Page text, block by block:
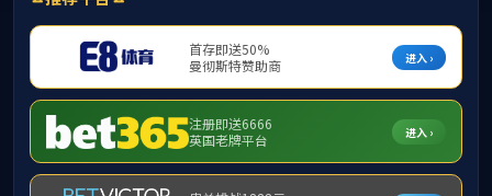
提示：访问地址无效，allen-bradley-powerflex-400-22c-d012h103找不
到对应的栏目！
首页